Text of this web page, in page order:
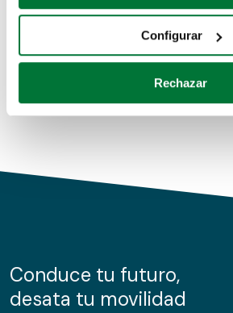
Recopilar información sobre su
Identificar su dispositivo
para buscar características
Obtenga más información sobre
de cookies.
información sobre el uso que haga del
nuestros partners de redes sociales,
Configurar
Rechazar
Coches de km0
Conduce tu futuro,
desata tu movilidad